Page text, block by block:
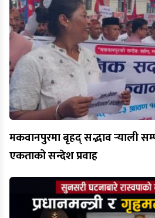
मकवानपुरमा बृहद् सद्भाव र्‍याली
एकताको सन्देश प्रवाह